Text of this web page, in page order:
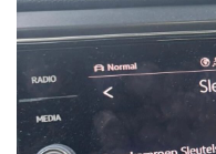
19.00 - 22.00 uur
Vorig uur